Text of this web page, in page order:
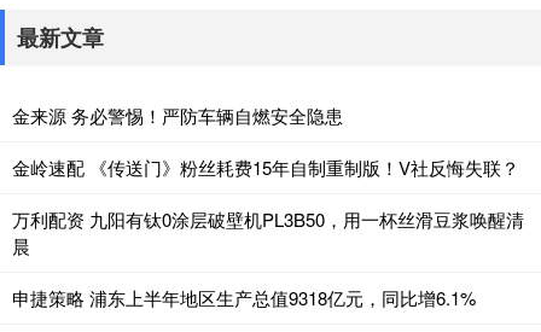
最新文章
金来源 务必警惕！严防车辆自燃安全隐患
金岭速配 《传送门》粉丝耗费15年自制重制版！V社反悔失联？
万利配资 九阳有钛0涂层破壁机PL3B50，用一杯丝滑豆浆唤醒清
晨
申捷策略 浦东上半年地区生产总值9318亿元，同比增6.1%